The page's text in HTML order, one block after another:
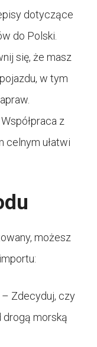
dotyczące
do Polski.
się, że masz
w tym
z
celnym ułatwi
możesz
Zdecyduj, czy
drogą morską